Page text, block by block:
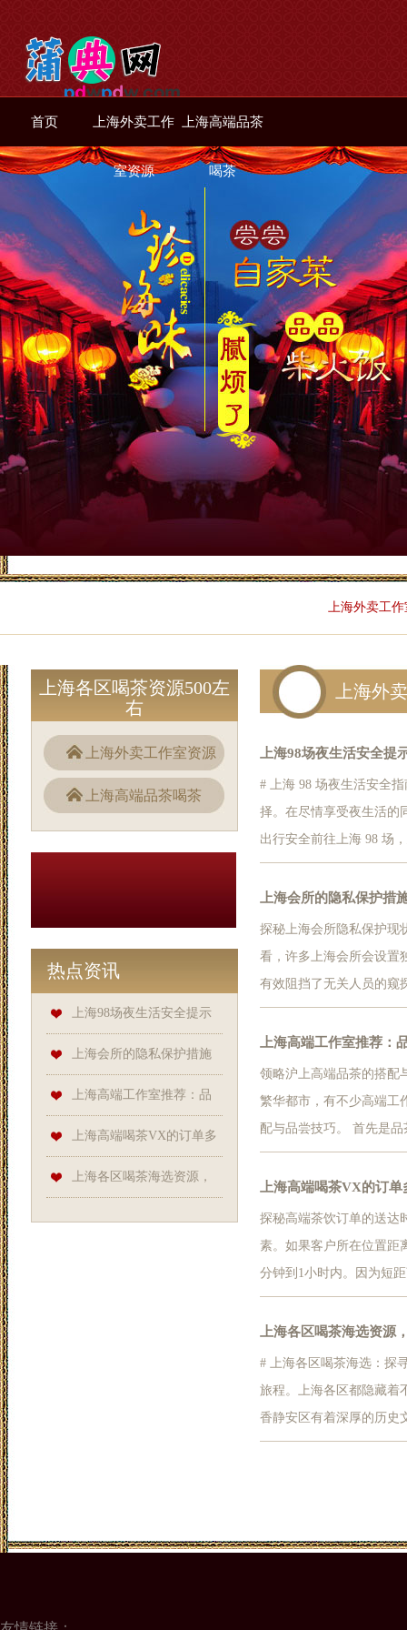
首页 上海外卖工作
室资源
上海高端品茶
喝茶
上海外卖工作
上海各区喝茶资源500左
右
上海外卖工作室资源
上海高端品茶喝茶
热点资讯
上海98场夜生活安全提示
上海会所的隐私保护措施
如何？上海高端工作室推荐：品
茶搭配与品尝技巧
上海高端喝茶VX的订单多
久能送达？
上海各区喝茶海选资源，
上海外
上海98场夜生活安全提
# 上海 98 场夜生活安全
择。在尽情享受夜生活的
出行安全前往上海 98 场
正规平台叫车，并留意车
注意观察周围环境，与
上海会所的隐私保护措
探秘上海会所隐私保护现
看，许多上海会所会设置
有效阻挡了无关人员的窥
人提供了安静、私密的空
议，若泄露客人隐私将
客人的隐私。在服...
上海高端工作室推荐：
领略沪上高端品茶的搭配
繁华都市，有不少高端工
配与品尝技巧。 首先是
像绿豆糕、荷花酥等，它
果等浓郁的点心，能在
茶的微涩，肉...
上海高端喝茶VX的订
探秘高端茶饮订单的送达
素。如果客户所在位置距
分钟到1小时内。因为短
域，送达时间就会延长，
其次是订单高峰期。在
制作...
上海各区喝茶海选资源
# 上海各区喝茶海选：探
旅程。上海各区都隐藏着
香静安区有着深厚的历史
茶馆。店内的装修充满了